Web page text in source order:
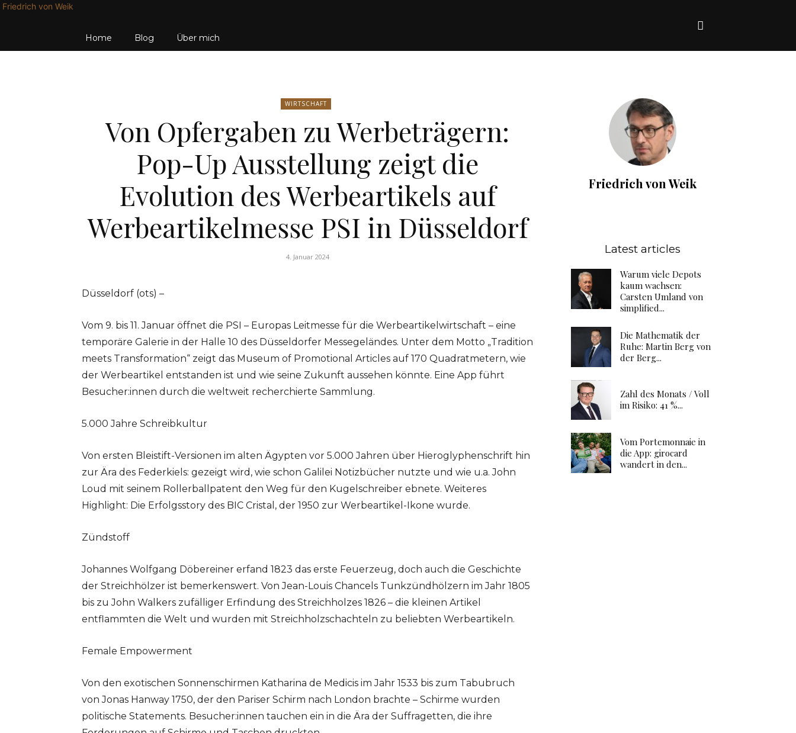
Friedrich von Weik
Home Blog Über mich
WIRTSCHAFT
Von Opfergaben zu Werbeträgern:
Pop-Up Ausstellung zeigt die
Evolution des Werbeartikels auf
Werbeartikelmesse PSI in Düsseldorf
4. Januar 2024
Düsseldorf (ots) –
Vom 9. bis 11. Januar öffnet die PSI – Europas Leitmesse für die Werbeartikelwirtschaft – eine
temporäre Galerie in der Halle 10 des Düsseldorfer Messegeländes. Unter dem Motto „Tradition
meets Transformation“ zeigt das Museum of Promotional Articles auf 170 Quadratmetern, wie
der Werbeartikel entstanden ist und wie seine Zukunft aussehen könnte. Eine App führt
Besucher:innen durch die weltweit recherchierte Sammlung.
5.000 Jahre Schreibkultur
Von ersten Bleistift-Versionen im alten Ägypten vor 5.000 Jahren über Hieroglyphenschrift hin
zur Ära des Federkiels: gezeigt wird, wie schon Galilei Notizbücher nutzte und wie u.a. John
Loud mit seinem Rollerballpatent den Weg für den Kugelschreiber ebnete. Weiteres
Highlight: Die Erfolgsstory des BIC Cristal, der 1950 zur Werbeartikel-Ikone wurde.
Zündstoff
Johannes Wolfgang Döbereiner erfand 1823 das erste Feuerzeug, doch auch die Geschichte
der Streichhölzer ist bemerkenswert. Von Jean-Louis Chancels Tunkzündhölzern im Jahr 1805
bis zu John Walkers zufälliger Erfindung des Streichholzes 1826 – die kleinen Artikel
entflammten die Welt und wurden mit Streichholzschachteln zu beliebten Werbeartikeln.
Female Empowerment
Von den exotischen Sonnenschirmen Katharina de Medicis im Jahr 1533 bis zum Tabubruch
von Jonas Hanway 1750, der den Pariser Schirm nach London brachte – Schirme wurden
politische Statements. Besucher:innen tauchen ein in die Ära der Suffragetten, die ihre
Friedrich von Weik
Latest articles
Warum viele Depots
kaum wachsen:
Carsten Umland von
simplified...
Die Mathematik der
Ruhe: Martin Berg von
der Berg...
Zahl des Monats / Voll
im Risiko: 41 %...
Vom Portemonnaie in
die App: girocard
wandert in den...